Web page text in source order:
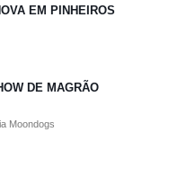
EM PINHEIROS
DE MAGRÃO
Moondogs